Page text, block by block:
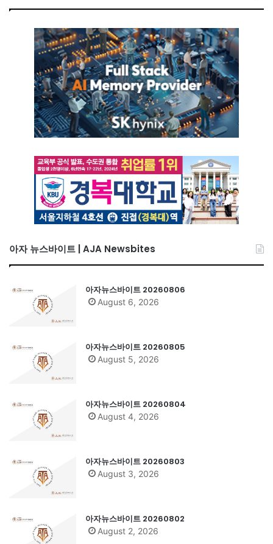
아자 뉴스바이트 | AJA Newsbites
아자뉴스바이트 20260806
August 6, 2026
아자뉴스바이트 20260805
August 5, 2026
아자뉴스바이트 20260804
August 4, 2026
아자뉴스바이트 20260803
August 3, 2026
아자뉴스바이트 20260802
August 2, 2026